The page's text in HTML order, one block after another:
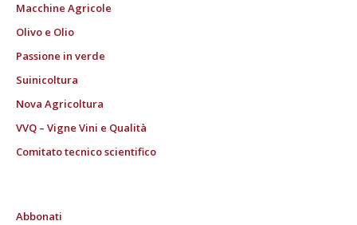
Macchine Agricole
Olivo e Olio
Passione in verde
Suinicoltura
Nova Agricoltura
VVQ – Vigne Vini e Qualità
Comitato tecnico scientifico
Abbonati